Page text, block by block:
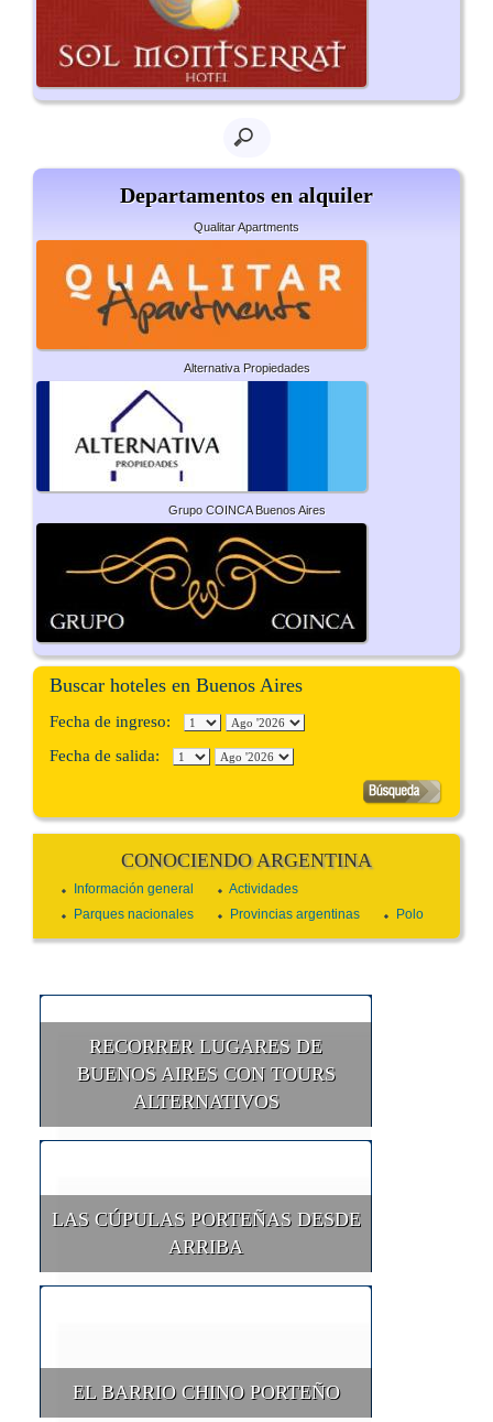
Departamentos en alquiler
Qualitar Apartments
Alternativa Propiedades
Grupo COINCA Buenos Aires
Buscar hoteles en Buenos Aires
Fecha de ingreso:
Fecha de salida:
CONOCIENDO ARGENTINA
Información general
Actividades
Parques nacionales
Provincias argentinas Polo
RECORRER LUGARES DE
BUENOS AIRES CON TOURS
ALTERNATIVOS
LAS CÚPULAS PORTEÑAS DESDE
ARRIBA
EL BARRIO CHINO PORTEÑO